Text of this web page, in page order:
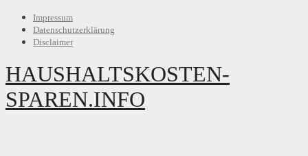
Impressum
Datenschutzerklärung
Disclaimer
HAUSHALTSKOSTEN-
SPAREN.INFO